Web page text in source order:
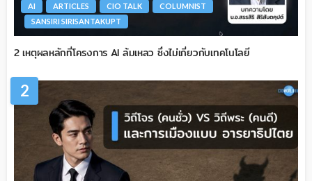
AI ARTICLES CIO TALK
COLUMNIST
SANSIRI SIRISANTAKUPT
2 เหตุผลหลักที่โครงการ AI ล้มเหลว ซึ่งไม่เกี่ยวกับเทคโนโลยี
2